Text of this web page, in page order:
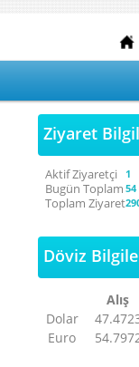
Ziyaret
Aktif Ziyaretçi 1
Bugün Toplam 54
Toplam Ziyaret
Döviz
Alış
Dolar
Euro